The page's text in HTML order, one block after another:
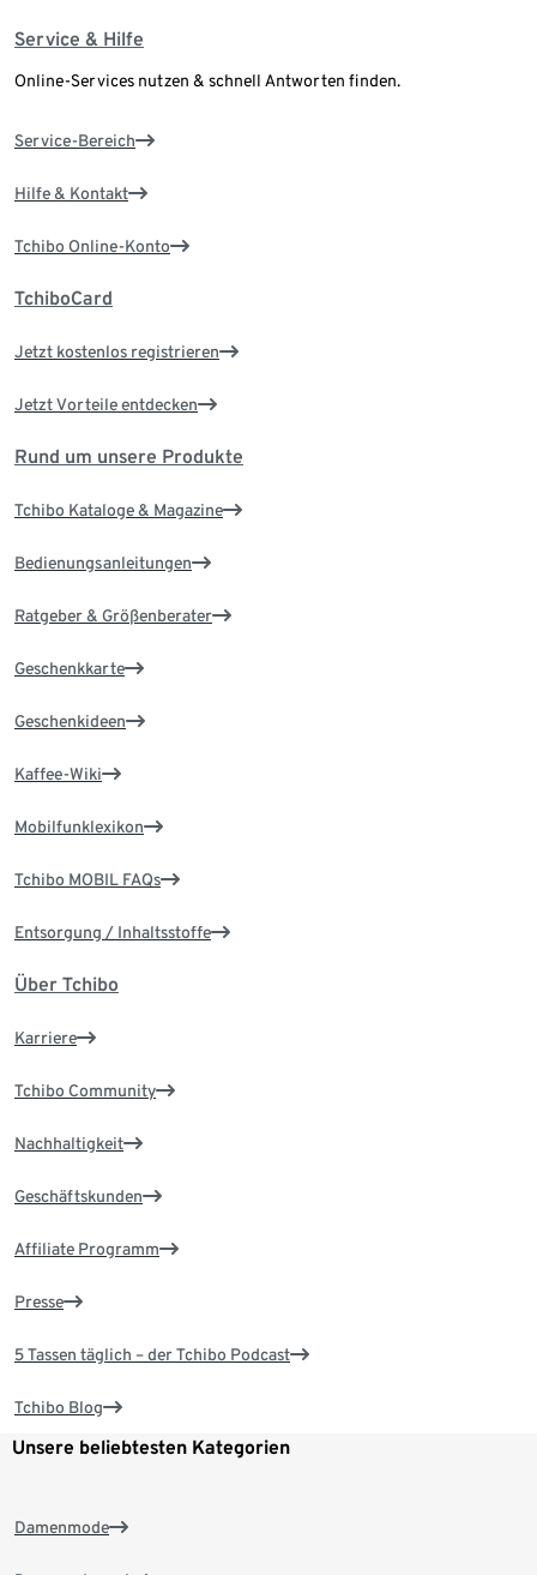
Service & Hilfe
Online-Services nutzen & schnell Antworten finden.
Service-Bereich
Hilfe & Kontakt
Tchibo Online-Konto
TchiboCard
Jetzt kostenlos registrieren
Jetzt Vorteile entdecken
Rund um unsere Produkte
Tchibo Kataloge & Magazine
Bedienungsanleitungen
Ratgeber & Größenberater
Geschenkkarte
Geschenkideen
Kaffee-Wiki
Mobilfunklexikon
Tchibo MOBIL FAQs
Entsorgung / Inhaltsstoffe
Über Tchibo
Karriere
Tchibo Community
Nachhaltigkeit
Geschäftskunden
Affiliate Programm
Presse
5 Tassen täglich – der Tchibo Podcast
Tchibo Blog
Unsere beliebtesten Kategorien
Damenmode